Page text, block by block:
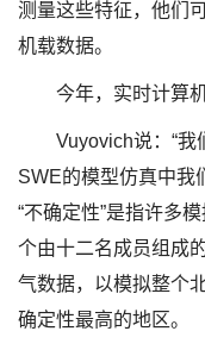
测量这些特征，他们
机载数据。
今年，实时计算
Vuyovich说：“
SWE的模型仿真中我
“不确定性”是指许多
个由十二名成员组成
气数据，以模拟整个
确定性最高的地区。